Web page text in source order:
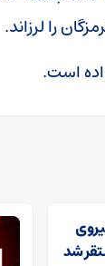
را لرزاند.
بزرگ/ ۲۵۰۰ نیروی
شد